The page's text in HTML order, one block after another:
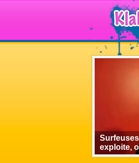
exploite,